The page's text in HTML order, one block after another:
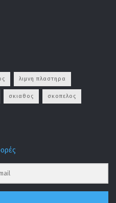
λιμνη πλαστηρα
σκιαθος σκοπελος